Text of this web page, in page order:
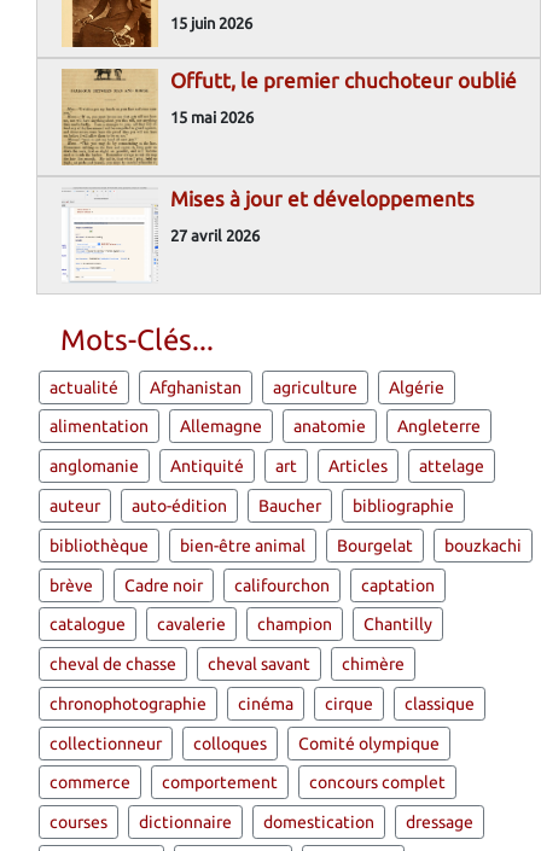
15 juin 2026
Offutt, le premier chuchoteur oublié
15 mai 2026
Mises à jour et développements
27 avril 2026
Mots-Clés...
actualité Afghanistan agriculture Algérie
alimentation Allemagne anatomie Angleterre
anglomanie Antiquité art Articles attelage
auteur auto-édition Baucher bibliographie
bibliothèque bien-être animal Bourgelat bouzkachi
brève Cadre noir califourchon captation
catalogue cavalerie champion Chantilly
cheval de chasse cheval savant chimère
chronophotographie cinéma cirque classique
collectionneur colloques Comité olympique
commerce comportement concours complet
courses dictionnaire domestication dressage